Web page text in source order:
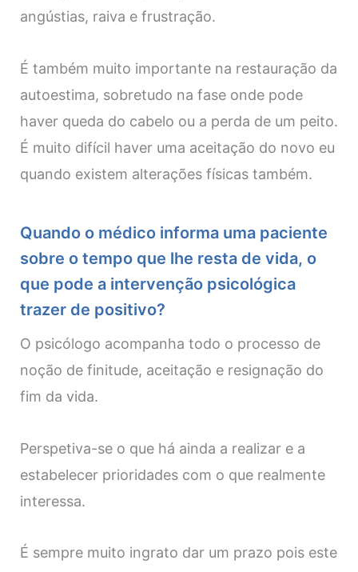
angústias, raiva e frustração.
É também muito importante na restauração da
autoestima, sobretudo na fase onde pode
haver queda do cabelo ou a perda de um peito.
É muito difícil haver uma aceitação do novo eu
quando existem alterações físicas também.
Quando o médico informa uma paciente
sobre o tempo que lhe resta de vida, o
que pode a intervenção psicológica
trazer de positivo?
O psicólogo acompanha todo o processo de
noção de finitude, aceitação e resignação do
fim da vida.
Perspetiva-se o que há ainda a realizar e a
estabelecer prioridades com o que realmente
interessa.
É sempre muito ingrato dar um prazo pois este